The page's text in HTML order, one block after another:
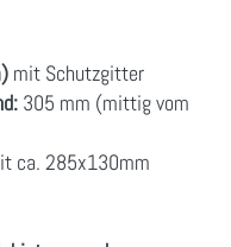
mit Schutzgitter
305 mm (mittig vom
ca. 285x130mm